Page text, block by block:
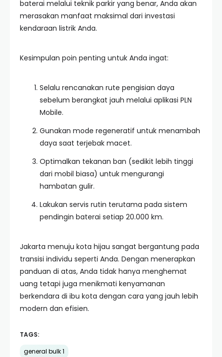
baterai melalui teknik parkir yang benar, Anda akan
merasakan manfaat maksimal dari investasi
kendaraan listrik Anda.
Kesimpulan poin penting untuk Anda ingat:
Selalu rencanakan rute pengisian daya
sebelum berangkat jauh melalui aplikasi PLN
Mobile.
Gunakan mode regeneratif untuk menambah
daya saat terjebak macet.
Optimalkan tekanan ban (sedikit lebih tinggi
dari mobil biasa) untuk mengurangi
hambatan gulir.
Lakukan servis rutin terutama pada sistem
pendingin baterai setiap 20.000 km.
Jakarta menuju kota hijau sangat bergantung pada
transisi individu seperti Anda. Dengan menerapkan
panduan di atas, Anda tidak hanya menghemat
uang tetapi juga menikmati kenyamanan
berkendara di ibu kota dengan cara yang jauh lebih
modern dan efisien.
TAGS:
general bulk 1